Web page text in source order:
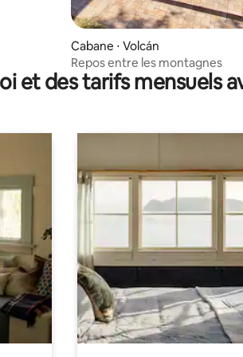
Cabane ⋅ Volcán
Repos entre les montagnes
et des tarifs mensuels